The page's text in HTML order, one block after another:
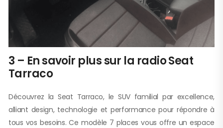
3 – En savoir plus sur la radio Seat
Tarraco
Découvrez la Seat Tarraco, le SUV familial par excellence,
alliant design, technologie et performance pour répondre à
tous vos besoins. Ce modèle 7 places vous offre un espace